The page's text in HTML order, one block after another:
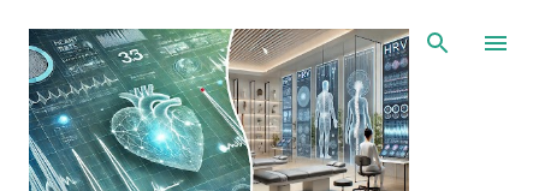
Passa ai contenuti principali